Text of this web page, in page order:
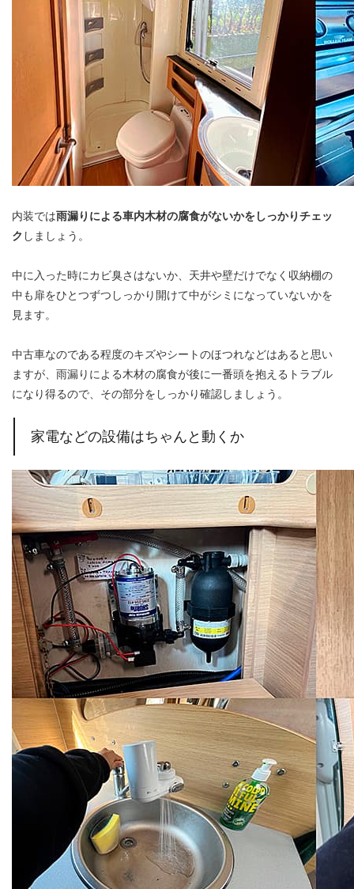
内装では雨漏りによる車内木材の腐食がないかをしっかりチェッ
ク しましょう。
中に入った時にカビ臭さはないか、天井や壁だけでなく収納棚の
中も扉をひとつずつしっかり開けて中がシミになっていないかを
見ます。
中古車なのである程度のキズやシートのほつれなどはあると思い
ますが、雨漏りによる木材の腐食が後に一番頭を抱えるトラブル
になり得るので、その部分をしっかり確認しましょう。
家電などの設備はちゃんと動くか